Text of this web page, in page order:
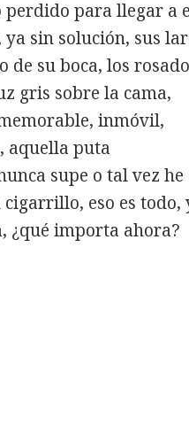
para llegar a
sin solución, sus
de su boca, los
gris sobre la cama,
inmóvil,
aquella puta
supe o tal vez
eso es todo,
¿qué importa ahora?